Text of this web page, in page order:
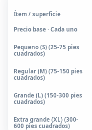
Precio base · Cada uno